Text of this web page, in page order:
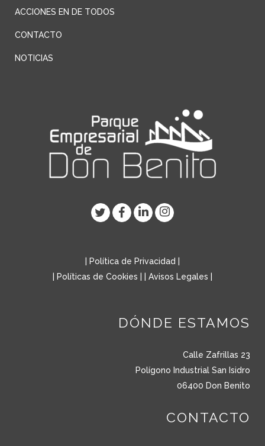
ACCIONES EN DE TODOS
CONTACTO
NOTICIAS
Política de Privacidad
Políticas de Cookies Avisos Legales
DÓNDE ESTAMOS
Calle Zafrillas 23
Polígono Industrial San Isidro
06400 Don Benito
CONTACTO